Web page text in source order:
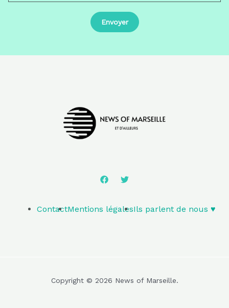
ContactMentions légalesIls parlent de nous ♥️
Copyright © 2026 News of Marseille.